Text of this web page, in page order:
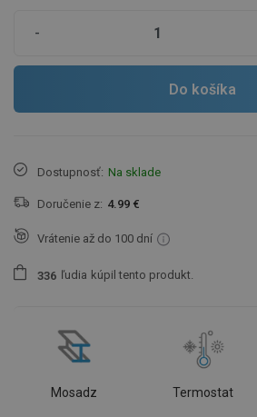
-
Do košíka
Dostupnosť: Na sklade
Doručenie z: 4.99 €
Vrátenie až do 100 dní
336 ľudia kúpil tento produkt.
Mosadz Termostat